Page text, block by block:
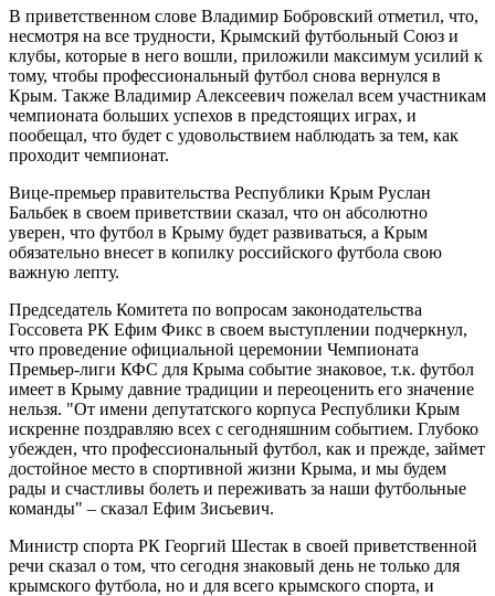
В приветственном слове Владимир Бобровский отметил, что,
несмотря на все трудности, Крымский футбольный Союз и
клубы, которые в него вошли, приложили максимум усилий к
тому, чтобы профессиональный футбол снова вернулся в
Крым. Также Владимир Алексеевич пожелал всем участникам
чемпионата больших успехов в предстоящих играх, и
пообещал, что будет с удовольствием наблюдать за тем, как
проходит чемпионат.
Вице-премьер правительства Республики Крым Руслан
Бальбек в своем приветствии сказал, что он абсолютно
уверен, что футбол в Крыму будет развиваться, а Крым
обязательно внесет в копилку российского футбола свою
важную лепту.
Председатель Комитета по вопросам законодательства
Госсовета РК Ефим Фикс в своем выступлении подчеркнул,
что проведение официальной церемонии Чемпионата
Премьер-лиги КФС для Крыма событие знаковое, т.к. футбол
имеет в Крыму давние традиции и переоценить его значение
нельзя. "От имени депутатского корпуса Республики Крым
искренне поздравляю всех с сегодняшним событием. Глубоко
убежден, что профессиональный футбол, как и прежде, займет
достойное место в спортивной жизни Крыма, и мы будем
рады и счастливы болеть и переживать за наши футбольные
команды" – сказал Ефим Зисьевич.
Министр спорта РК Георгий Шестак в своей приветственной
речи сказал о том, что сегодня знаковый день не только для
крымского футбола, но и для всего крымского спорта, и